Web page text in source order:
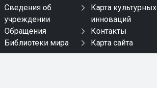
Сведения об
учреждении
Карта культурных
инноваций
Обращения
Контакты
Библиотеки мира
Карта сайта